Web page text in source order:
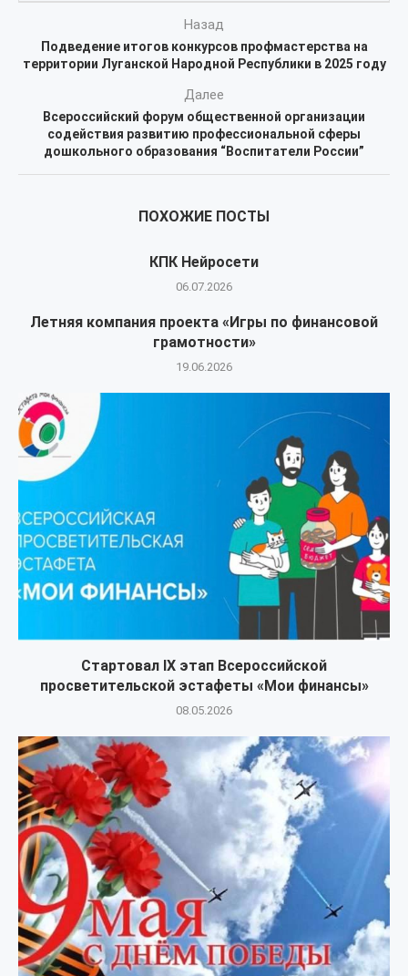
Назад
Подведение итогов конкурсов профмастерства на
территории Луганской Народной Республики в 2025 году
Далее
Всероссийский форум общественной организации
содействия развитию профессиональной сферы
дошкольного образования “Воспитатели России”
ПОХОЖИЕ ПОСТЫ
КПК Нейросети
06.07.2026
Летняя компания проекта «Игры по финансовой
грамотности»
19.06.2026
Стартовал IX этап Всероссийской
просветительской эстафеты «Мои финансы»
08.05.2026